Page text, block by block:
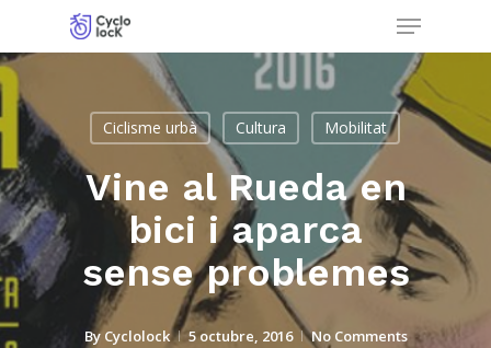
to
main
content
Menu
Ciclisme urbà Cultura Mobilitat
Vine al Rueda en
bici i aparca
sense problemes
By Cyclolock 5 octubre, 2016 No Comments
Menu